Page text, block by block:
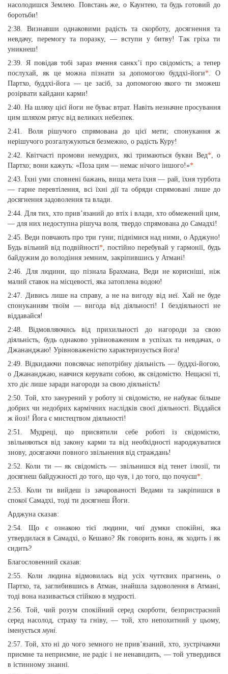
насолодишся Землею. Повстань же, о Каунтею, та будь готовий до
боротьби!
2:38. Визнавши однаковими радість та скорботу, досягнення та
невдачу, перемогу та поразку, — вступи у битву! Так гріха ти
уникнеш!
2:39. Я повідав тобі зараз вчення санкх’ї про свідомість; а тепер
послухай, як це можна пізнати за допомогою буддхі-йоги*. О
Партхо, буддхі-йога — це засіб, за допомогою якого ти зможеш
розірвати кайдани карми!
2:40. На шляху цієї йоги не буває втрат. Навіть незначне просування
цим шляхом рятує від великих небезпек.
2:41. Воля рішучого спрямована до цієї мети; спонукання ж
нерішучого розгалужуються безмежно, о радість Куру!
2:42. Квітчасті промови немудрих, які тримаються букви Вед*, о
Партхо; вони кажуть: «Поза цим — немає нічого іншого!»*
2:43. Їхні уми сповнені бажань, вища мета їхня — рай, їхня турбота
— гарне перевтілення, всі їхні дії та обряди спрямовані лише до
досягнення задоволення та влади.
2:44. Для тих, хто прив’язаний до втіх і влади, хто обмежений цим,
— для них недоступна рішуча воля, твердо спрямована до Самадхі!
2:45. Веди повчають про три гуни; піднімися над ними, о Арджуно!
Будь вільний від подвійності*, постійно перебувай у гармонії, будь
байдужим до володіння земним, закріпившись у Атмані!
2:46. Для людини, що пізнала Брахмана, Веди не корисніші, ніж
малий ставок на місцевості, яка затоплена водою!
2:47. Дивись лише на справу, а не на вигоду від неї. Хай не буде
спонуканням твоїм — вигода від діяльності! І бездіяльності не
віддавайся!
2:48. Відмовляючись від прихильності до нагороди за свою
діяльність, будь однаково урівноваженим в успіхах та невдачах, о
Джананджаю! Урівноваженістю характеризується йога!
2:49. Відкидаючи повсякчас непотрібну діяльність — буддхі-йогою,
о Джананджаю, навчися керувати собою, як свідомістю. Нещасні ті,
хто діє лише заради нагороди за свою діяльність!
2:50. Той, хто занурений у роботу зі свідомістю, не набуває більше
добрих чи недобрих кармічних наслідків своєї діяльності. Віддайся
ж йозі! Йога є мистецтвом діяльності!
2:51. Мудреці, що присвятили себе роботі із свідомістю,
звільняються від закону карми та від необхідності народжуватися
знову, досягаючи повного звільнення від страждань!
2:52. Коли ти — як свідомість — звільнишся від тенет ілюзії, ти
досягнеш байдужності до того, що чув, і до того, що почуєш*.
2:53. Коли ти вийдеш із зачарованості Ведами та закріпишся в
спокої Самадхі, тоді ти досягнеш Йоги.
Арджуна сказав:
2:54. Що є ознакою тієї людини, чиї думки спокійні, яка
утвердилася в Самадхі, о Кешаво? Як говорить вона, як ходить і як
сидить?
Благословенний сказав:
2:55. Коли людина відмовилась від усіх чуттєвих прагнень, о
Партхо, та, заглибившись в Атман, знайшла задоволення в Атмані,
тоді вона називається стійкою в мудрості.
2:56. Той, чий розум спокійний серед скорботи, безпристрасний
серед насолод, страху та гніву, — той, хто непохитний у цьому,
іменуєтьсямуні.
2:57. Той, хто ні до чого земного не прив’язаний, хто, зустрічаючи
приємне та неприємне, не радіє і не ненавидить, — той утвердився
в істинному знанні.